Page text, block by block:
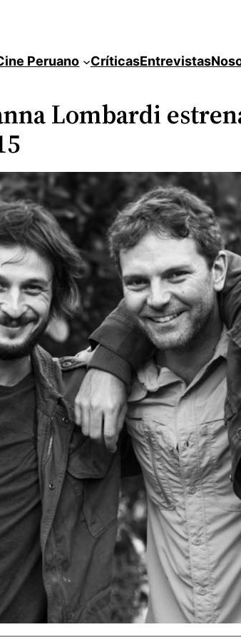
Peruano CríticasEntrevistas
Lombardi